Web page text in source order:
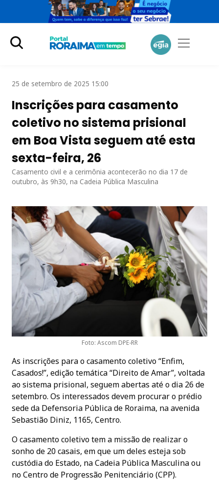
25 de setembro de 2025 15:00
Inscrições para casamento
coletivo no sistema prisional
em Boa Vista seguem até esta
sexta-feira, 26
Casamento civil e a cerimônia acontecerão no dia 17 de
outubro, às 9h30, na Cadeia Pública Masculina
Foto: Ascom DPE-RR
As inscrições para o casamento coletivo “Enfim,
Casados!”, edição temática “Direito de Amar”, voltada
ao sistema prisional, seguem abertas até o dia 26 de
setembro. Os interessados devem procurar o prédio
sede da Defensoria Pública de Roraima, na avenida
Sebastião Diniz, 1165, Centro.
O casamento coletivo tem a missão de realizar o
sonho de 20 casais, em que um deles esteja sob
custódia do Estado, na Cadeia Pública Masculina ou
no Centro de Progressão Penitenciário (CPP).